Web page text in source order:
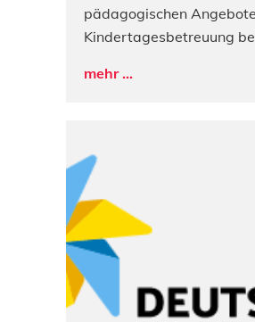
pädagogischen
Kindertagesbetreuung
mehr ...